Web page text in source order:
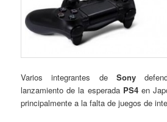
Varios integrantes de Sony
lanzamiento de la esperada PS4en
principalmente a la falta de juegos de